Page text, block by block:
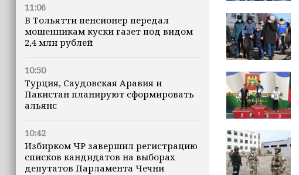
11:06
В Тольятти пенсионер передал
мошенникам куски газет под видом
2,4 млн рублей
10:50
Турция, Саудовская Аравия и
Пакистан планируют сформировать
альянс
10:42
Избирком ЧР завершил регистрацию
списков кандидатов на выборах
депутатов Парламента Чечни